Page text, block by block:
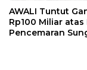
AWALI Tuntut
Rp100 Miliar atas
Pencemaran